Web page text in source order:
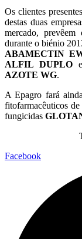
Os clientes
destas duas
mercado,
durante o biénio
ABAMECTIN
ALFIL DUPLO
AZOTE WG.
A Epagro fará
fitofarmacêuticos
fungicidas
Facebook